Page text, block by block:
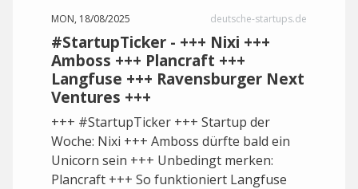
MON, 18/08/2025 deutsche-startups.de
#StartupTicker - +++ Nixi +++
Amboss +++ Plancraft +++
Langfuse +++ Ravensburger Next
Ventures +++
+++ #StartupTicker +++ Startup der
Woche: Nixi +++ Amboss dürfte bald ein
Unicorn sein +++ Unbedingt merken:
Plancraft +++ So funktioniert Langfuse